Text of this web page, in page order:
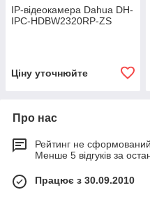
IP-відеокамера Dahua DH-
IPC-HDBW2320RP-ZS
Ціну уточнюйте
Про нас
Рейтинг не сформований
Менше 5 відгуків за
Працює з 30.09.2010